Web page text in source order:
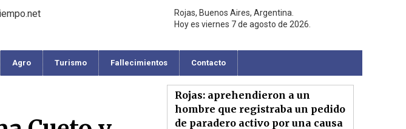
Rojas, Buenos Aires, Argentina.
Hoy es viernes 7 de agosto de 2026.
Agro Turismo Fallecimientos Contacto
Rojas: aprehendieron a un
hombre que registraba un pedido
de paradero activo por una causa